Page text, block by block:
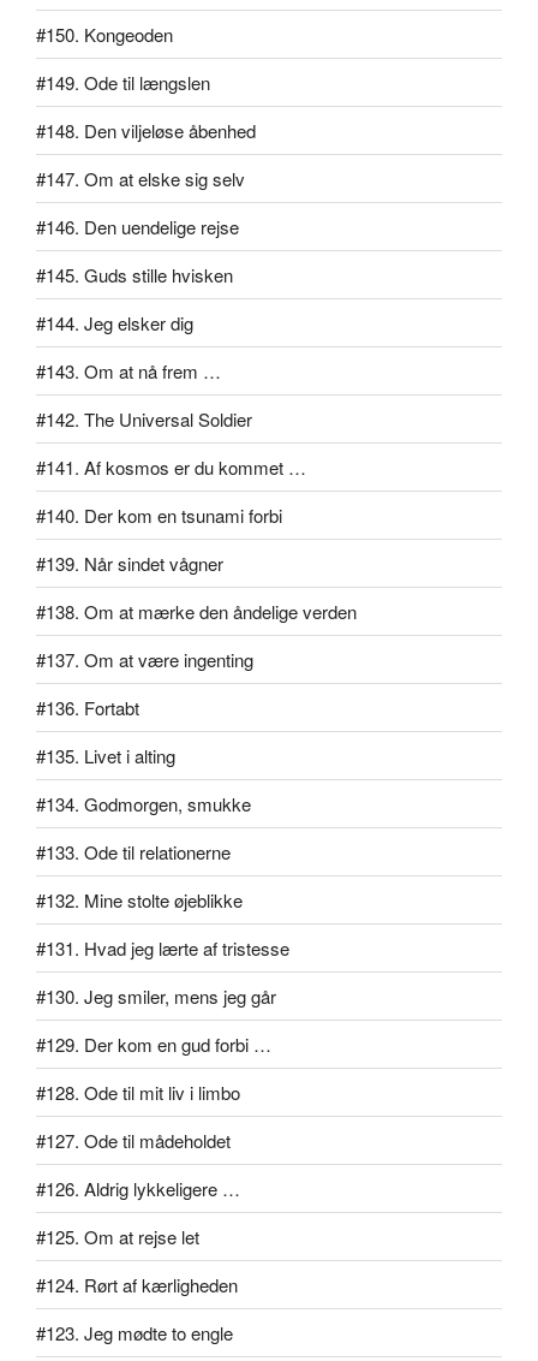
#150. Kongeoden
#149. Ode til længslen
#148. Den viljeløse åbenhed
#147. Om at elske sig selv
#146. Den uendelige rejse
#145. Guds stille hvisken
#144. Jeg elsker dig
#143. Om at nå frem …
#142. The Universal Soldier
#141. Af kosmos er du kommet …
#140. Der kom en tsunami forbi
#139. Når sindet vågner
#138. Om at mærke den åndelige verden
#137. Om at være ingenting
#136. Fortabt
#135. Livet i alting
#134. Godmorgen, smukke
#133. Ode til relationerne
#132. Mine stolte øjeblikke
#131. Hvad jeg lærte af tristesse
#130. Jeg smiler, mens jeg går
#129. Der kom en gud forbi …
#128. Ode til mit liv i limbo
#127. Ode til mådeholdet
#126. Aldrig lykkeligere …
#125. Om at rejse let
#124. Rørt af kærligheden
#123. Jeg mødte to engle